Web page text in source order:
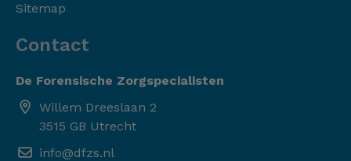
Sitemap
Contact
De Forensische Zorgspecialisten
Willem Dreeslaan 2
3515 GB Utrecht
info@dfzs.nl